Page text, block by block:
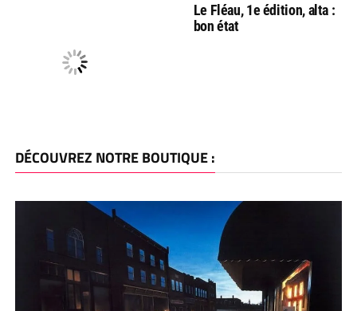
Le Fléau, 1e édition, alta :
bon état
DÉCOUVREZ NOTRE BOUTIQUE :